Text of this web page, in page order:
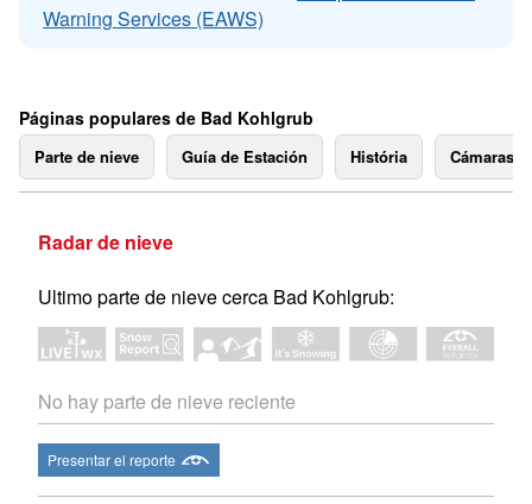
Warning Services (EAWS)
Páginas populares de Bad Kohlgrub
Parte de nieve Guía de Estación História Cámaras
Radar de nieve
Ultimo parte de nieve cerca Bad Kohlgrub:
No hay parte de nieve reciente
Presentar el reporte